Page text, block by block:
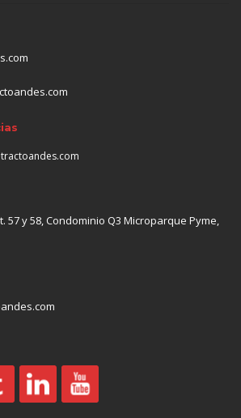
57 y 58, Condominio Q3 Microparque Pyme,